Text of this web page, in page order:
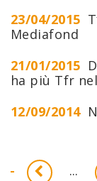
23/04/2015
Mediafond
21/01/2015
ha più Tfr
12/09/2014
...